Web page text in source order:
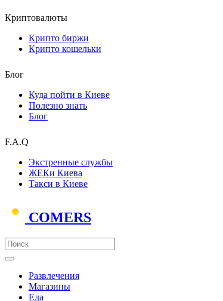
Криптовалюты
Крипто биржи
Крипто кошельки
Блог
Куда пойти в Киеве
Полезно знать
Блог
F.A.Q
Экстренные службы
ЖЕКи Киева
Такси в Киеве
COMERS
Развлечения
Магазины
Еда